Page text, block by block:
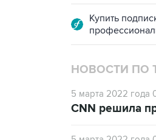
Купить
НОВОСТИ ПО
5 марта 2022 года
CNN решила